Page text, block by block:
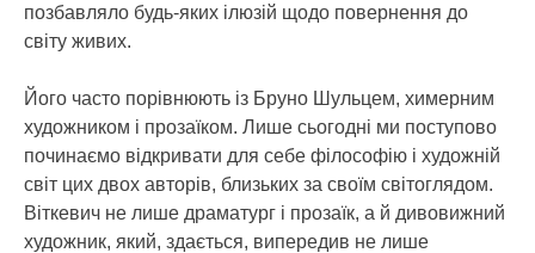
позбавляло будь-яких ілюзій щодо повернення до
світу живих.
Його часто порівнюють із Бруно Шульцем, химерним
художником і прозаїком. Лише сьогодні ми поступово
починаємо відкривати для себе філософію і художній
світ цих двох авторів, близьких за своїм світоглядом.
Віткевич не лише драматург і прозаїк, а й дивовижний
художник, який, здається, випередив не лише